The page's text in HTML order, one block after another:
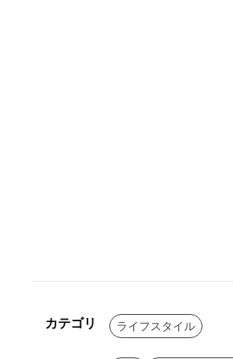
カテゴリ ライフスタイル